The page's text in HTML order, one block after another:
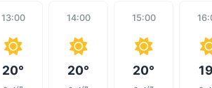
13:00
20°
14:00
20°
15:00
20°